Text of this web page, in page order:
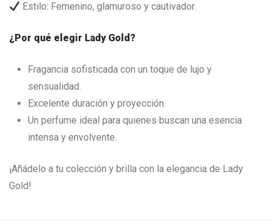
Estilo: Femenino, glamuroso y cautivador.
¿Por qué elegir Lady Gold?
Fragancia sofisticada con un toque de lujo y
sensualidad.
Excelente duración y proyección.
Un perfume ideal para quienes buscan una esencia
intensa y envolvente.
¡Añádelo a tu colección y brilla con la elegancia de Lady
Gold!